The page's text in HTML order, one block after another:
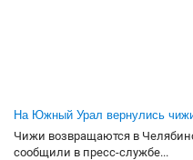
На Южный Урал вернулись
Чижи возвращаются в
сообщили в пресс-службе...